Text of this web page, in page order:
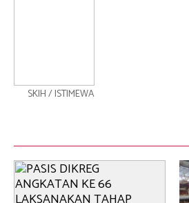
SKIH / ISTIMEWA